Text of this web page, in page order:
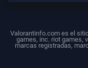
Valorantinfo.com es el
games, inc. riot games,
marcas registradas,